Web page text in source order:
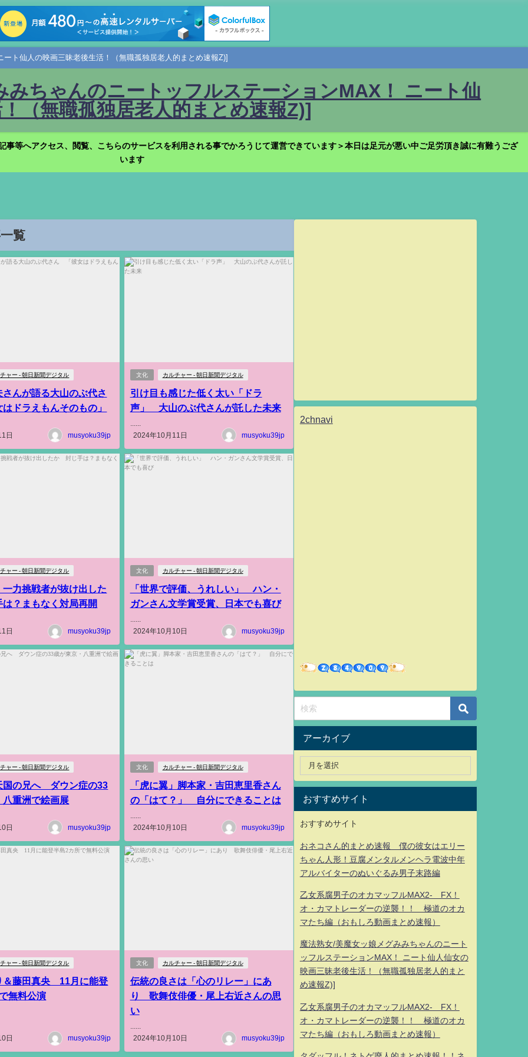
ト仙人の映画三昧老後生活！（無職孤独居老人的まとめ速報Z)]
みちゃんのニートッフルステーションMAX！ ニート仙
（無職孤独居老人的まとめ速報Z)]
等へアクセス、閲覧、こちらのサービスを利用される事でかろうじて運営できています＞本日は足元が悪い中ご足労頂き誠に有難うござ
います
覧
ャー - 朝日新聞デジタル
さんが語る大山のぶ代さ
ドラえもんそのもの」
日 musyoku39jp
文化 カルチャー - 朝日新聞デジタル
引け目も感じた低く太い「ドラ
声」 大山のぶ代さんが託した未来
2024年10月11日
musyoku39jp
ャー - 朝日新聞デジタル
一力挑戦者が抜け出した
？まもなく対局再開
日 musyoku39jp
文化 カルチャー - 朝日新聞デジタル
「世界で評価、うれしい」 ハン・
ガンさん文学賞受賞、日本でも喜び
......
2024年10月10日
musyoku39jp
ャー - 朝日新聞デジタル
国の兄へ ダウン症の33
八重洲で絵画展
日 musyoku39jp
文化 カルチャー - 朝日新聞デジタル
「虎に翼」脚本家・吉田恵里香さん
の「はて？」 自分にできることは
2024年10月10日
musyoku39jp
ャー - 朝日新聞デジタル
＆藤田真央 11月に能登
無料公演
日 musyoku39jp
文化 カルチャー - 朝日新聞デジタル
伝統の良さは「心のリレー」にあ
り 歌舞伎俳優・尾上右近さんの思
い
2024年10月10日
musyoku39jp
2chnavi
アーカイブ
おすすめサイト
おすすめサイト
おネコさん的まとめ速報 僕の彼女はエリー
ちゃん人形！豆腐メンタルメンヘラ電波中年
アルバイターのぬいぐるみ男子末路編
乙女系腐男子のオカマッフルMAX2- FX！
オ・カマトレーダーの逆襲！！ 極道のオカ
マたち編（おもしろ動画まとめ速報）
魔法熟女/美魔女ッ娘メグみみちゃんのニート
ッフルステーションMAX！ ニート仙人仙女の
映画三昧老後生活！（無職孤独居老人的まと
め速報Z)]
乙女系腐男子のオカマッフルMAX2- FX！
オ・カマトレーダーの逆襲！！ 極道のオカ
マたち編（おもしろ動画まとめ速報）